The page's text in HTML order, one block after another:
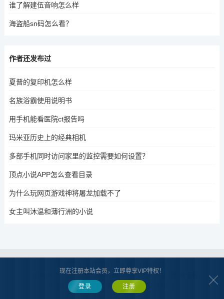
谁了解建伍音响怎么样
海盗船sn码怎么看？
作者还发布过
夏普的复印机怎么样
名族浴霸使用说明书
用手机能看医院ct报告吗
玛米亚历史上的经典相机
多部手机同时访问家里的监控需要如何设置？
顶点小说APP怎么查看目录
为什么玩网页游戏神将屠龙加载不了
女主叫沐温和薄行洲的小说
Copyright © 2022 - 2022 www.kewenda.com可问答
51100202000240号
蜀ICP备2025162717号-1
现在注册本站会员，立即尊享VIP特权！
登录 注册